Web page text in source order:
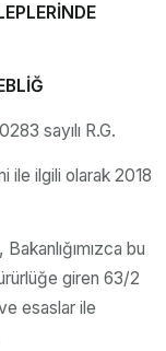
sayılı R.G.
ile ilgili olarak 2018
bu
giren 63/2
esaslar ile